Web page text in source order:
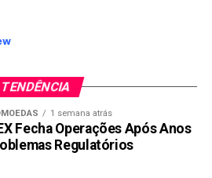
TENDÊNCIA
1 semana atrás
Fecha Operações Após Anos
Regulatórios